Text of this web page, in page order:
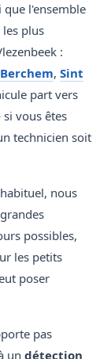
que l'ensemble
plus
:
, Sint
part vers
vous êtes
technicien soit
nous
possibles,
les petits
poser
pas
un détection